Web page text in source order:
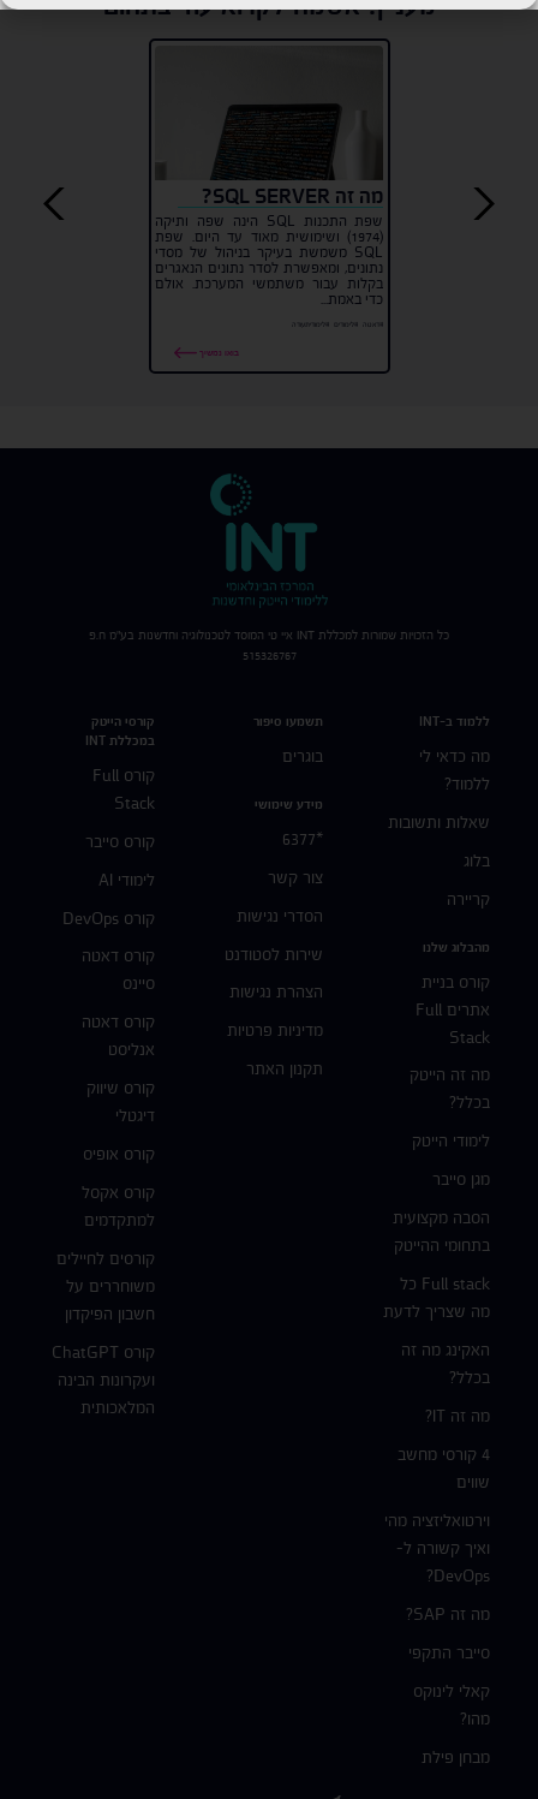
מה זה SQL SERVER?
שפת התכנות SQL הינה שפה ותיקה
(1974) ושימושית מאוד עד היום. שפת
SQL משמשת בעיקר בניהול של מסדי
נתונים, ומאפשרת לסדר נתונים הנאגרים
בקלות עבור משתמשי המערכת. אולם
כדי באמת...
#דאטה #לימודים #לימודיתעודה
בואו נמשיך
ללמוד ב-INT
מה כדאי לי
ללמוד?
שאלות ותשובות
בלוג
קריירה
מהבלוג שלנו
קורס בניית
אתרים Full
Stack
מה זה הייטק
בכלל?
לימודי הייטק
מגן סייבר
הסבה מקצועית
בתחומי ההייטק
Full stack כל
מה שצריך לדעת
האקינג מה זה
בכלל?
מה זה IT?
4 קורסי מחשב
שווים
וירטואליזציה מהי
ואיך קשורה ל-
DevOps?
מה זה SAP?
סייבר התקפי
קאלי לינוקס
מהו?
מבחן פילת
תשמעו סיפור
בוגרים
מידע שימושי
*6377
צור קשר
הסדרי נגישות
שירות לסטודנט
הצהרת נגישות
מדיניות פרטיות
תקנון האתר
קורסי הייטק
במכללת INT
קורס Full
Stack
קורס סייבר
לימודי AI
קורס DevOps
קורס דאטה
סיינס
קורס דאטה
אנליסט
קורס שיווק
דיגטלי
קורס אופיס
קורס אקסל
למתקדמים
קורסים לחיילים
משוחררים על
חשבון הפיקדון
קורס ChatGPT
ועקרונות הבינה
המלאכותית
כל הזכויות שמורות למכללת INT איי טי המוסד לטכנולוגיה וחדשנות בע"מ ח.פ
515326767